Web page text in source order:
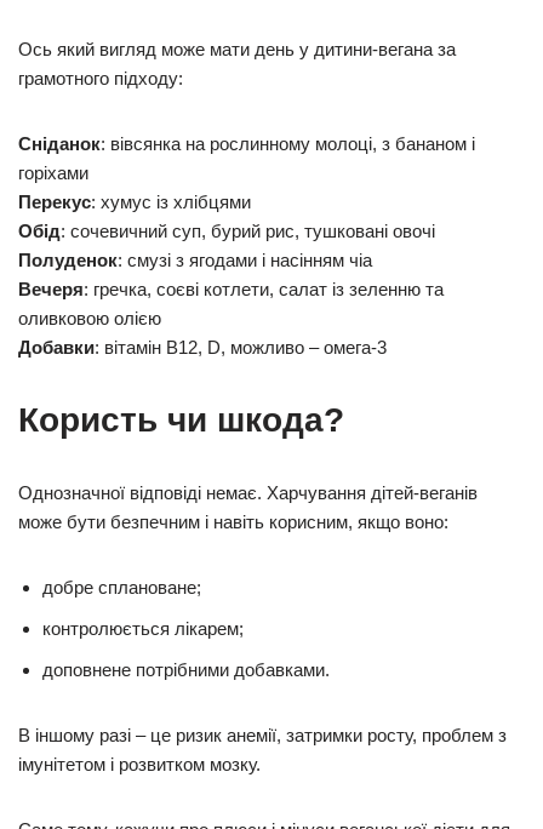
Ось який вигляд може мати день у дитини-вегана за
грамотного підходу:
Сніданок: вівсянка на рослинному молоці, з бананом і
горіхами
Перекус: хумус із хлібцями
Обід: сочевичний суп, бурий рис, тушковані овочі
Полуденок: смузі з ягодами і насінням чіа
Вечеря: гречка, соєві котлети, салат із зеленню та
оливковою олією
Добавки: вітамін B12, D, можливо – омега-3
Користь чи шкода?
Однозначної відповіді немає. Харчування дітей-веганів
може бути безпечним і навіть корисним, якщо воно:
добре сплановане;
контролюється лікарем;
доповнене потрібними добавками.
В іншому разі – це ризик анемії, затримки росту, проблем з
імунітетом і розвитком мозку.